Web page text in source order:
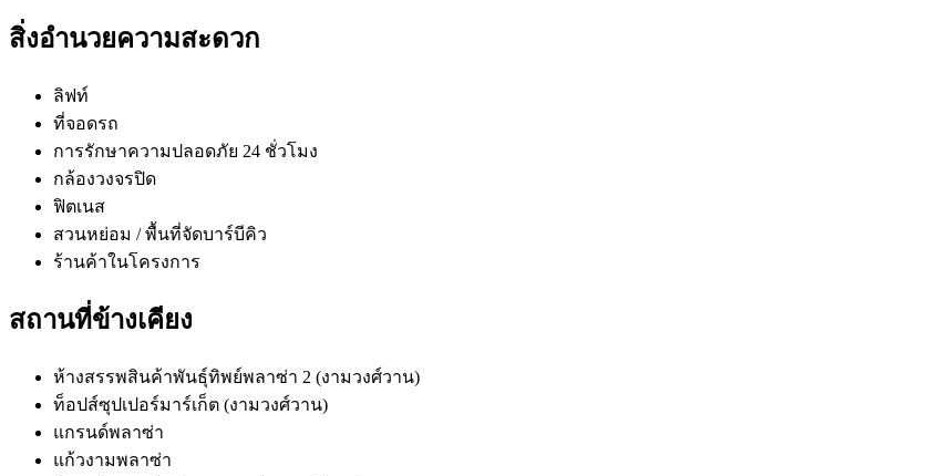
สิ่งอำนวยความสะดวก
ลิฟท์
ที่จอดรถ
การรักษาความปลอดภัย 24 ชั่วโมง
กล้องวงจรปิด
ฟิตเนส
สวนหย่อม / พื้นที่จัดบาร์บีคิว
ร้านค้าในโครงการ
สถานที่ข้างเคียง
ห้างสรรพสินค้าพันธุ์ทิพย์พลาซ่า 2 (งามวงศ์วาน)
ท็อปส์ซุปเปอร์มาร์เก็ต (งามวงศ์วาน)
แกรนด์พลาซ่า
แก้วงามพลาซ่า